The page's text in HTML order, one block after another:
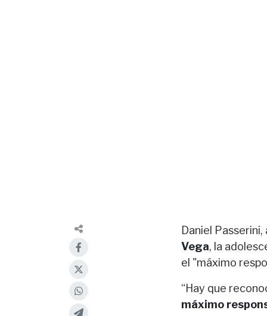
Daniel Passerini,
Vega, la
el "máximo
“Hay que
máximo